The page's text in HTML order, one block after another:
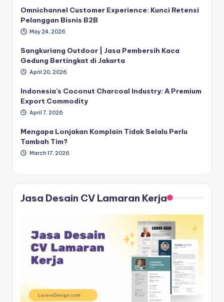
Omnichannel Customer Experience: Kunci Retensi
Pelanggan Bisnis B2B
May 24, 2026
Sangkuriang Outdoor | Jasa Pembersih Kaca
Gedung Bertingkat di Jakarta
April 20, 2026
Indonesia’s Coconut Charcoal Industry: A Premium
Export Commodity
April 7, 2026
Mengapa Lonjakan Komplain Tidak Selalu Perlu
Tambah Tim?
March 17, 2026
Jasa Desain CV Lamaran Kerja